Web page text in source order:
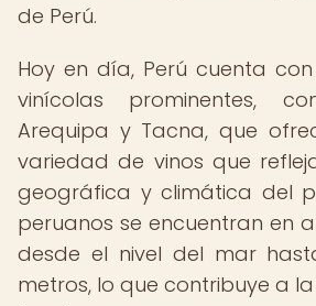
de Perú.
Hoy en día, Perú cuenta
vinícolas prominentes,
Arequipa y Tacna, que
variedad de vinos que
geográfica y climática del
peruanos se encuentran en
desde el nivel del mar
metros, lo que contribuye a